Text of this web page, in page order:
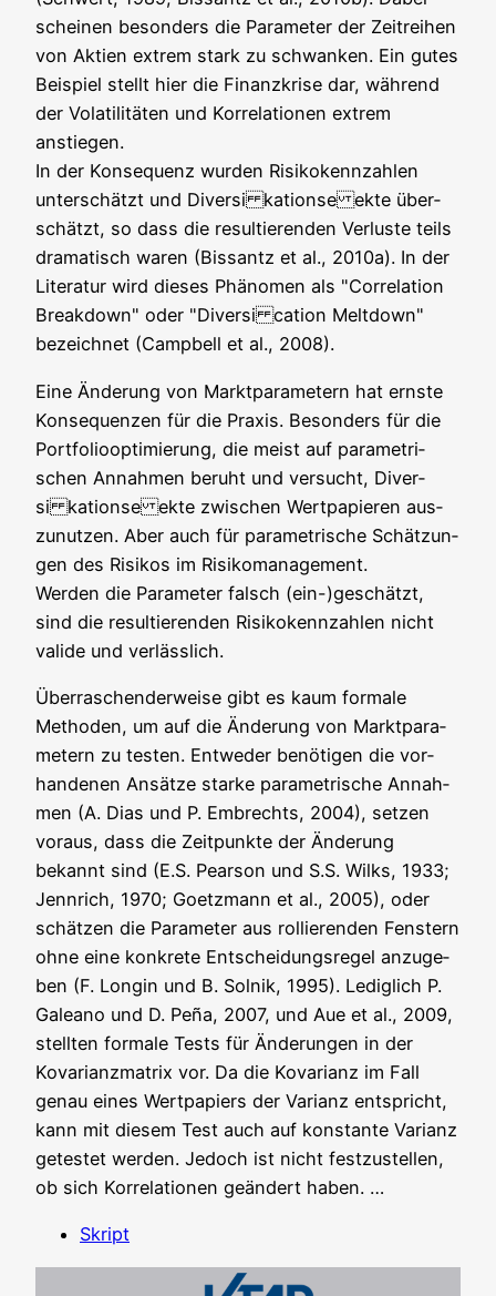
schei­nen beson­ders die Para­me­ter der Zeit­rei­hen
von Akti­en extrem stark zu schwan­ken. Ein gutes
Bei­spiel stellt hier die Finanz­kri­se dar, wäh­rend
der Vola­ti­li­tä­ten und Kor­re­la­tio­nen extrem
anstiegen.
In der Kon­se­quenz wur­den Risi­ko­kenn­zah­len
unter­schätzt und Diver­si kat­ionse ekte über­
schätzt, so dass die resul­tie­ren­den Ver­lus­te teils
dra­ma­tisch waren (Bis­santz et al., 2010a). In der
Lite­ra­tur wird die­ses Phä­no­men als "Cor­re­la­ti­on
Break­down" oder "Diver­si cati­on Melt­down"
bezeich­net (Camp­bell et al., 2008).
Eine Ände­rung von Markt­pa­ra­me­tern hat erns­te
Kon­se­quen­zen für die Pra­xis. Beson­ders für die
Port­fo­lio­op­ti­mie­rung, die meist auf para­me­tri­
schen Annah­men beruht und ver­sucht, Diver­
si kat­ionse ekte zwi­schen Wert­pa­pie­ren aus­
zu­nut­zen. Aber auch für para­me­tri­sche Schät­zun­
gen des Risi­kos im Risikomanagement.
Wer­den die Para­me­ter falsch (ein-)geschätzt,
sind die resul­tie­ren­den Risi­ko­kenn­zah­len nicht
vali­de und verlässlich.
Über­ra­schen­der­wei­se gibt es kaum for­ma­le
Metho­den, um auf die Ände­rung von Markt­pa­ra­
me­tern zu tes­ten. Ent­we­der benö­ti­gen die vor­
han­de­nen Ansät­ze star­ke para­me­tri­sche Annah­
men (A. Dias und P. Emb­rechts, 2004), set­zen
vor­aus, dass die Zeit­punk­te der Ände­rung
bekannt sind (E.S. Pear­son und S.S. Wilks, 1933;
Jenn­rich, 1970; Goetz­mann et al., 2005), oder
schät­zen die Para­me­ter aus rol­lie­ren­den Fens­tern
ohne eine kon­kre­te Ent­schei­dungs­re­gel anzu­ge­
ben (F. Lon­gin und B. Sol­nik, 1995). Ledig­lich P.
Gale­a­no und D. Peña, 2007, und Aue et al., 2009,
stell­ten for­ma­le Tests für Ände­run­gen in der
Kova­ri­anz­ma­trix vor. Da die Kova­ri­anz im Fall
genau eines Wert­pa­piers der Vari­anz ent­spricht,
kann mit die­sem Test auch auf kon­stan­te Vari­anz
getes­tet wer­den. Jedoch ist nicht fest­zu­stel­len,
ob sich Kor­re­la­tio­nen geän­dert haben. …
Skript